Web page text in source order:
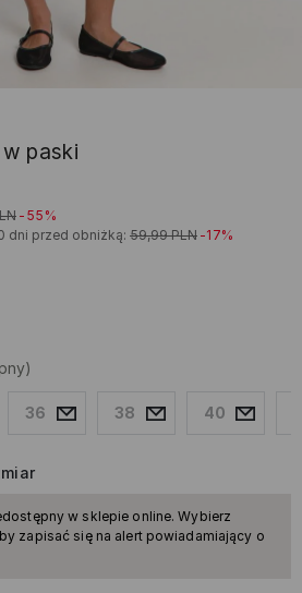
paski
-55%
dni przed obniżką: 59,99 PLN -17%
36 38 40
w sklepie online. Wybierz
zapisać się na alert powiadamiający o